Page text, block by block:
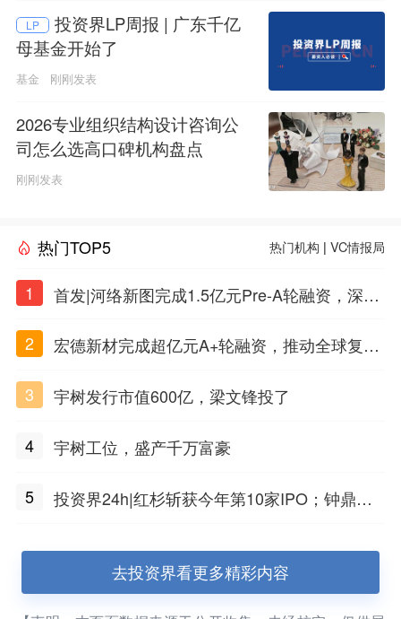
LP
投资界LP周报 | 广东千亿
母基金开始了
基金 刚刚发表
2026专业组织结构设计咨询公
司怎么选高口碑机构盘点
刚刚发表
热门TOP5 热门机构 |VC情报局
1
首发|河络新图完成1.5亿元Pre-A轮融资，深耕i
2
宏德新材完成超亿元A+轮融资，推动全球复合
3
宇树发行市值600亿，梁文锋投了
4 宇树工位，盛产千万富豪
5
投资界24h|红杉斩获今年第10家IPO；钟鼎投
水
去投资界看更多精彩内容